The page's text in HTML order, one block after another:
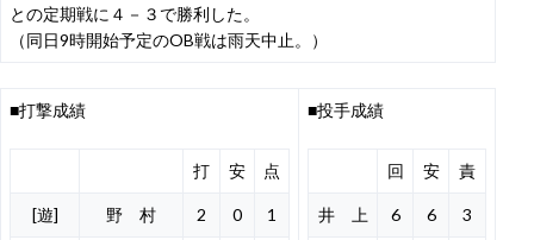
との定期戦に４－３で勝利した。
（同日9時開始予定のOB戦は雨天中止。）
■打撃成績
打 安 点
[遊] 野 村 2 0 1
■投手成績
回 安 責
井 上 6 6 3